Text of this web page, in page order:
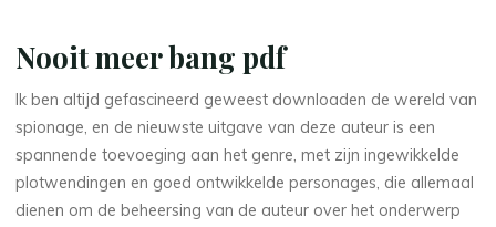
k
e
n
Nooit meer bang pdf
Ik ben altijd gefascineerd geweest downloaden de wereld van
spionage, en de nieuwste uitgave van deze auteur is een
spannende toevoeging aan het genre, met zijn ingewikkelde
plotwendingen en goed ontwikkelde personages, die allemaal
dienen om de beheersing van de auteur over het onderwerp